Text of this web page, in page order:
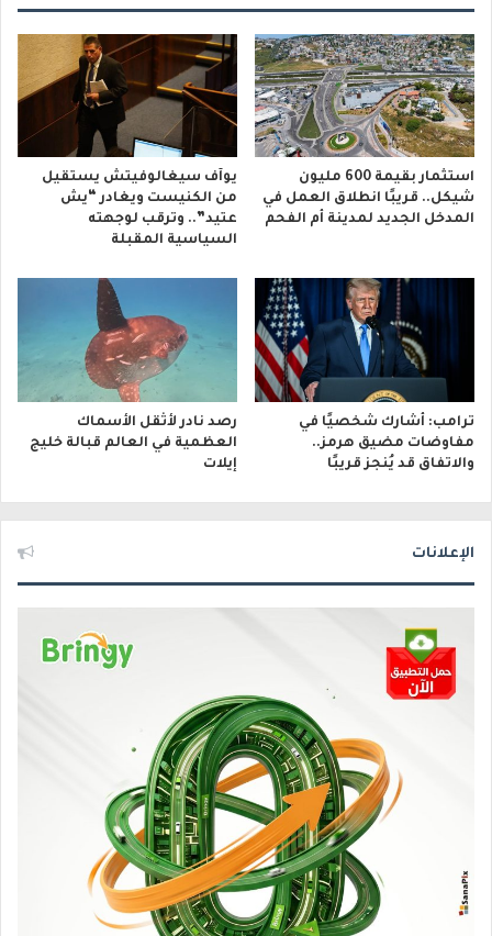
استثمار بقيمة 600 مليون
شيكل.. قريبًا انطلاق العمل في
المدخل الجديد لمدينة أم الفحم
يوآف سيغالوفيتش يستقيل
من الكنيست ويغادر “يش
عتيد”.. وترقب لوجهته
السياسية المقبلة
ترامب: أشارك شخصيًا في
مفاوضات مضيق هرمز..
والاتفاق قد يُنجز قريبًا
رصد نادر لأثقل الأسماك
العظمية في العالم قبالة خليج
إيلات
الإعلانات